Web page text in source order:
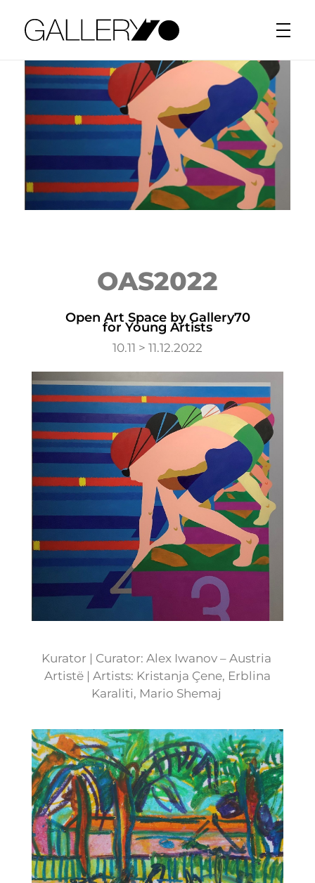
Gallery70
OAS2022
Open Art Space by Gallery70
for Young Artists
10.11 > 11.12.2022
Kurator | Curator: Alex Iwanov – Austria
Artistë | Artists: Kristanja Çene, Erblina
Karaliti, Mario Shemaj